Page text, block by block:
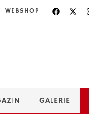
WEBSHOP
GALERIE